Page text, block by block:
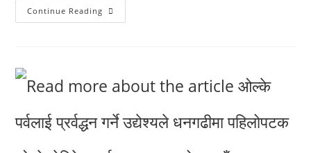
Continue Reading